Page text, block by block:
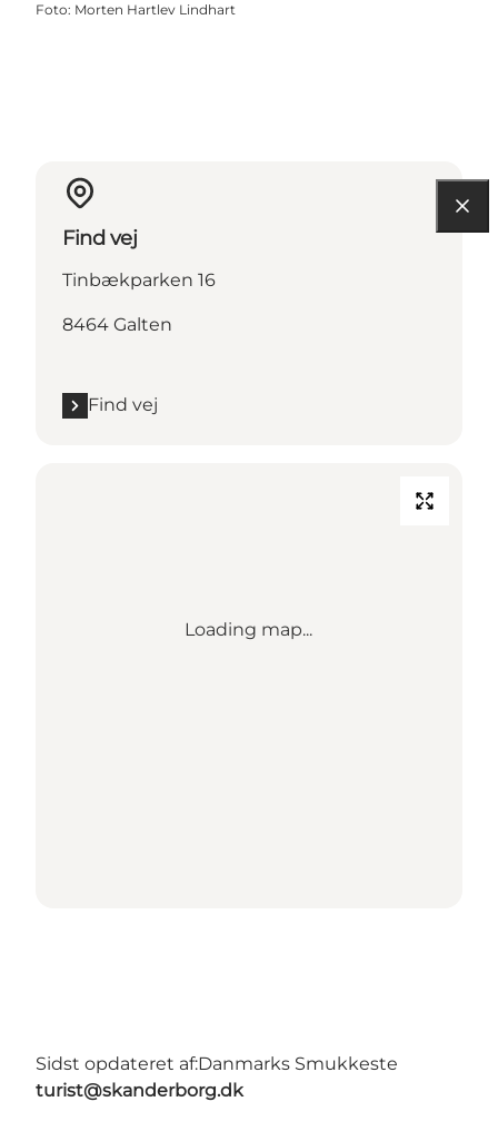
Foto: Morten Hartlev Lindhart
Find vej
Tinbækparken 16
8464 Galten
Find vej
Loading map...
Sidst opdateret af:Danmarks Smukkeste
turist@skanderborg.dk